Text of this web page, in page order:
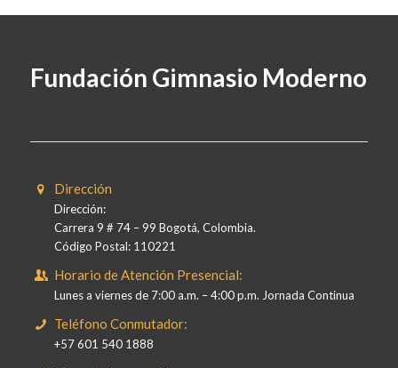
Fundación Gimnasio Moderno
Dirección
Dirección:
Carrera 9 # 74 – 99 Bogotá, Colombia.
Código Postal: 110221
Horario de Atención Presencial:
Lunes a viernes de 7:00 a.m. – 4:00 p.m. Jornada Continua
Teléfono Conmutador:
+57 601 540 1888